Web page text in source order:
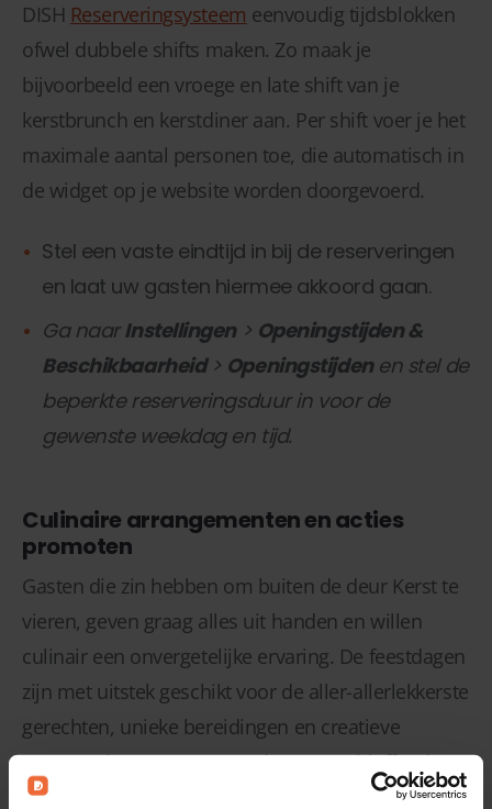
DISH Reserveringsysteem eenvoudig tijdsblokken
ofwel dubbele shifts maken. Zo maak je
bijvoorbeeld een vroege en late shift van je
kerstbrunch en kerstdiner aan. Per shift voer je het
maximale aantal personen toe, die automatisch in
de widget op je website worden doorgevoerd.
Stel een vaste eindtijd in bij de reserveringen
en laat uw gasten hiermee akkoord gaan.
Ga naarInstellingen> Openingstijden &
Beschikbaarheid> Openingstijdenen stel de
beperkte reserveringsduur in voor de
gewenste weekdag en tijd.
Culinaire arrangementen en acties
promoten
Gasten die zin hebben om buiten de deur Kerst te
vieren, geven graag alles uit handen en willen
culinair een onvergetelijke ervaring. De feestdagen
zijn met uitstek geschikt voor de aller-allerlekkerste
gerechten, unieke bereidingen en creatieve
presentaties. Het moment dus om verbluffende
menu’s en complete arrangementen beschikbaar